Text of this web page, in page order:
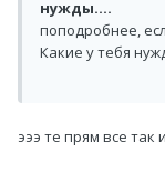
нужды....
поподробнее,
Какие у тебя
эээ те прям все так